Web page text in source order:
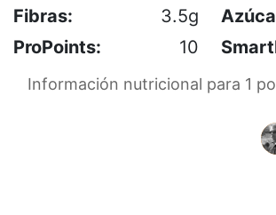
Fibras:
3.5g
ProPoints:
10
Información nutricional para 1